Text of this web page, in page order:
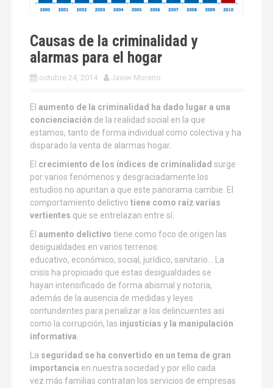
Causas de la criminalidad y
alarmas para el hogar
octubre 24, 2014 Javier Moreno
El aumento de la criminalidad ha dado lugar a una
concienciación de la realidad social en la que
estamos, tanto de forma individual como colectiva y ha
disparado la venta de alarmas hogar.
El crecimiento de los índices de criminalidad surge
por varios fenómenos y desgraciadamente los
estudios no apuntan a que este panorama cambie. El
comportamiento delictivo tiene como raíz varias
vertientes que se entrelazan entre sí.
El aumento delictivo tiene como foco de origen las
desigualdades en varios terrenos:
educativo, económico, social, jurídico, sanitario… La
crisis ha propiciado que estas desigualdades se
hayan intensificado de forma abismal y notoria,
además de la ausencia de medidas y leyes
contundentes para penalizar a los delincuentes así
como la corrupción, las injusticias y la manipulación
informativa.
La seguridad se ha convertido en un tema de gran
importancia en nuestra sociedad y por ello cada
vez más familias contratan los servicios de empresas